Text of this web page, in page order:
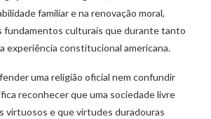
familiar e na renovação moral,
fundamentos culturais que durante tanto
experiência constitucional americana.
uma religião oficial nem confundir
reconhecer que uma sociedade livre
virtuosos e que virtudes duradouras